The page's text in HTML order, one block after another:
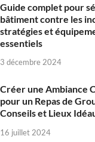
Guide complet pour
bâtiment contre les
stratégies et
essentiels
3 décembre 2024
Créer une Ambiance
pour un Repas de
Conseils et Lieux
16 juillet 2024